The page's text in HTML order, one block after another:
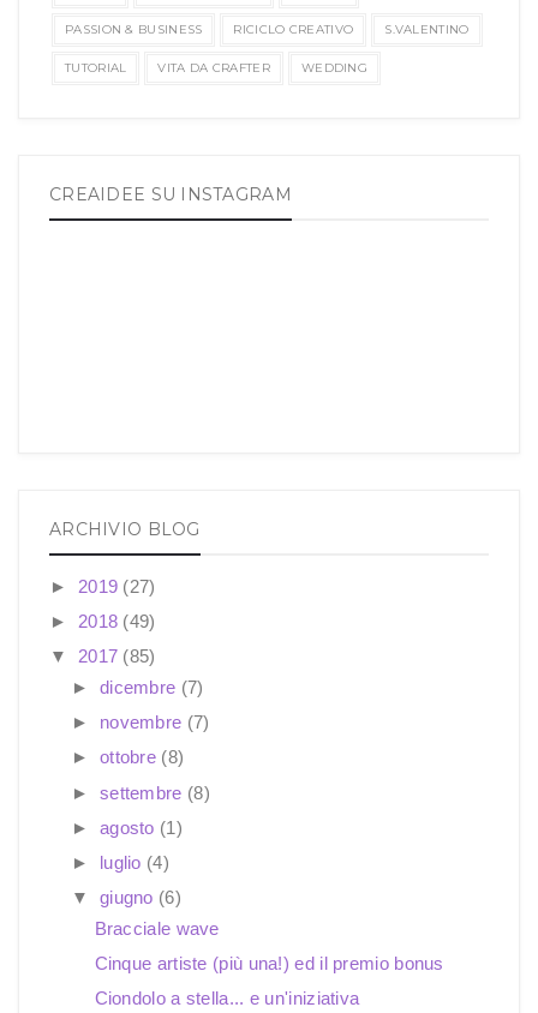
PASSION & BUSINESS RICICLO CREATIVO S.VALENTINO
TUTORIAL VITA DA CRAFTER WEDDING
CREAIDEE SU INSTAGRAM
ARCHIVIO BLOG
► 2019 (27)
► 2018 (49)
▼ 2017 (85)
► dicembre (7)
► novembre (7)
► ottobre (8)
► settembre (8)
► agosto (1)
► luglio (4)
▼ giugno (6)
Bracciale wave
Cinque artiste (più una!) ed il premio bonus
Ciondolo a stella... e un'iniziativa